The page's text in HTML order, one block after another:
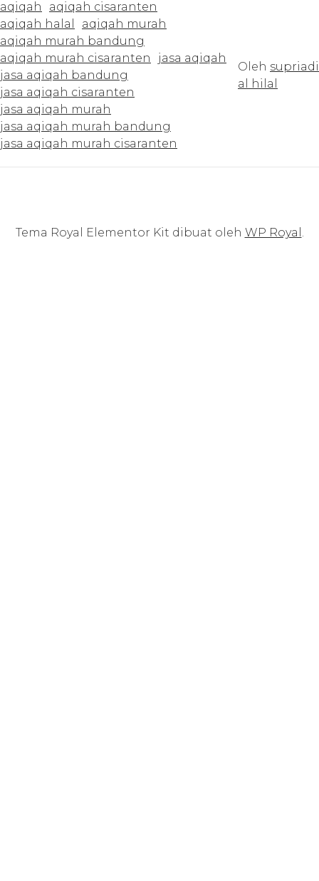
aqiqah
aqiqah cisaranten
aqiqah halal
aqiqah murah
aqiqah murah bandung
aqiqah murah cisaranten
jasa aqiqah
jasa aqiqah bandung
jasa aqiqah cisaranten
jasa aqiqah murah
jasa aqiqah murah bandung
jasa aqiqah murah cisaranten
Oleh supriadi
al hilal
Tema Royal Elementor Kit dibuat oleh WP Royal .